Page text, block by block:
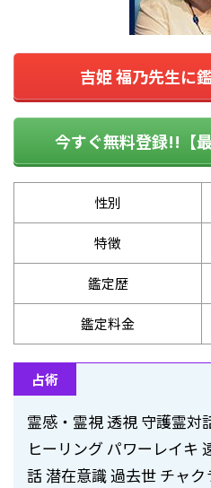
吉姫 福乃先生に
今すぐ無料登録!!【
性別
特徴
鑑定歴
鑑定料金
占術
霊感・霊視 透視 守護霊対
ヒーリング パワーレイキ
話 潜在意識 過去世 チャ